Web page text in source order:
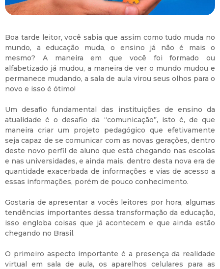
Boa tarde leitor, você sabia que assim como tudo muda no
mundo, a educação muda, o ensino já não é mais o
mesmo? A maneira em que você foi formado ou
alfabetizado já mudou, a maneira de ver o mundo mudou e
permanece mudando, a sala de aula virou seus olhos para o
novo e isso é ótimo!
Um desafio fundamental das instituições de ensino da
atualidade é o desafio da “comunicação”, isto é, de que
maneira criar um projeto pedagógico que efetivamente
seja capaz de se comunicar com as novas gerações, dentro
deste novo perfil de aluno que está chegando nas escolas
e nas universidades, e ainda mais, dentro desta nova era de
quantidade exacerbada de informações e vias de acesso a
essas informações, porém de pouco conhecimento.
Gostaria de apresentar a vocês leitores por hora, algumas
tendências importantes dessa transformação da educação,
isso engloba coisas que já acontecem e que ainda estão
chegando no Brasil.
O primeiro aspecto importante é a presença da realidade
virtual em sala de aula, os aparelhos celulares para as